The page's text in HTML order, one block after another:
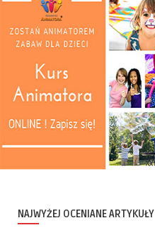
NAJWYŻEJ OCENIANE ARTYKUŁY